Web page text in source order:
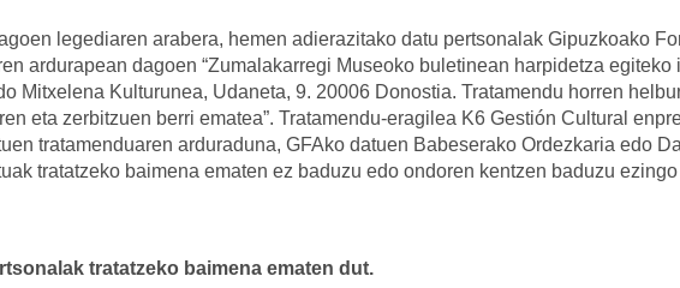
legediaren arabera, hemen adierazitako datu pertsonalak Gipuzkoako
ardurapean dagoen “Zumalakarregi Museoko buletinean harpidetza egiteko
Mitxelena Kulturunea, Udaneta, 9. 20006 Donostia. Tratamendu horren
eta zerbitzuen berri ematea”. Tratamendu-eragilea K6 Gestión Cultural
tratamenduaren arduraduna, GFAko datuen Babeserako Ordezkaria edo
tratatzeko baimena ematen ez baduzu edo ondoren kentzen baduzu
tratatzeko baimena ematen dut.